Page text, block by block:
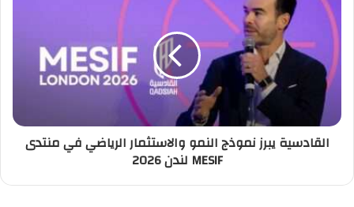
القادسية يبرز نموذج النمو والاستثمار الرياضي في منتدى
MESIF لندن 2026